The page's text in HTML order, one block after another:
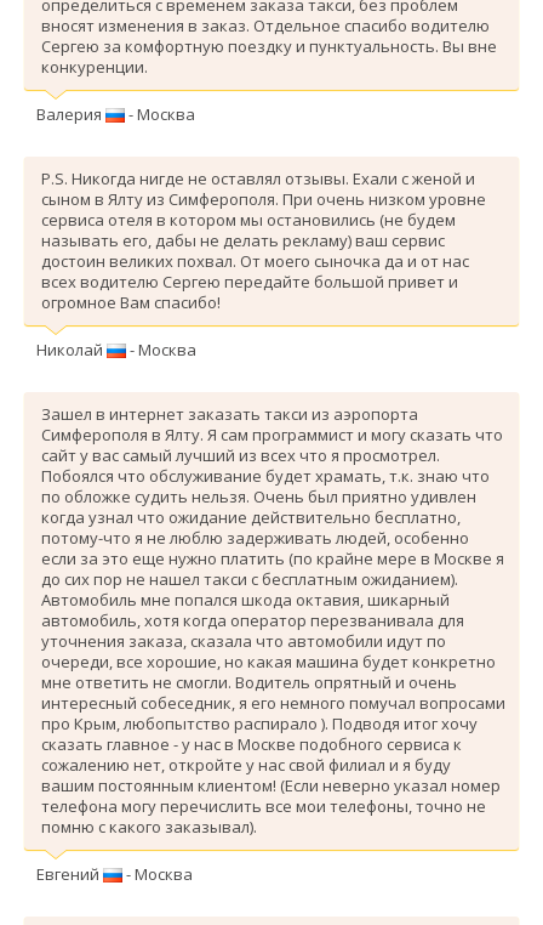
вносят изменения в заказ. Отдельное спасибо водителю
Сергею за комфортную поездку и пунктуальность. Вы вне
конкуренции.
Валерия - Москва
P.S. Никогда нигде не оставлял отзывы. Ехали с женой и
сыном в Ялту из Симферополя. При очень низком уровне
сервиса отеля в котором мы остановились (не будем
называть его, дабы не делать рекламу) ваш сервис
достоин великих похвал. От моего сыночка да и от нас
всех водителю Сергею передайте большой привет и
огромное Вам спасибо!
Николай - Москва
Зашел в интернет заказать такси из аэропорта
Симферополя в Ялту. Я сам программист и могу сказать что
сайт у вас самый лучший из всех что я просмотрел.
Побоялся что обслуживание будет храмать, т.к. знаю что
по обложке судить нельзя. Очень был приятно удивлен
когда узнал что ожидание действительно бесплатно,
потому-что я не люблю задерживать людей, особенно
если за это еще нужно платить (по крайне мере в Москве я
до сих пор не нашел такси с бесплатным ожиданием).
Автомобиль мне попался шкода октавия, шикарный
автомобиль, хотя когда оператор перезванивала для
уточнения заказа, сказала что автомобили идут по
очереди, все хорошие, но какая машина будет конкретно
мне ответить не смогли. Водитель опрятный и очень
интересный собеседник, я его немного помучал вопросами
про Крым, любопытство распирало ). Подводя итог хочу
сказать главное - у нас в Москве подобного сервиса к
сожалению нет, откройте у нас свой филиал и я буду
вашим постоянным клиентом! (Если неверно указал номер
телефона могу перечислить все мои телефоны, точно не
помню с какого заказывал).
Евгений - Москва